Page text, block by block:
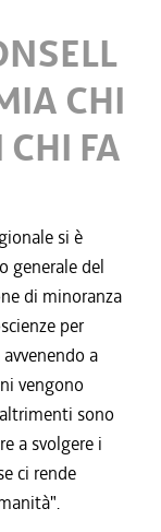
CHI
FA
si è
generale del
di minoranza
per
a
vengono
sono
a svolgere i
ci rende